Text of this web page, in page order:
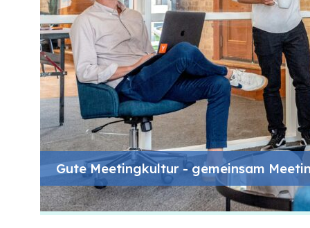
Gute Meetingkultur - gemeinsam